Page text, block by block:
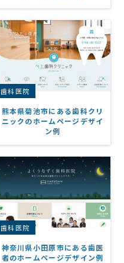
歯科医院
熊本県菊池市にある歯科クリ
ニックのホームページデザイ
ン例
歯科医院
神奈川県小田原市にある歯医
者のホームページデザイン例